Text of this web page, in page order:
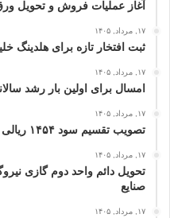
آغاز عملیات فروش و تحویل
۱۷, مرداد, ۱۴۰۵
ثبت افتخار تازه برای هلدینگ
۱۷, مرداد, ۱۴۰۵
امسال برای اولین بار رشد
۱۷, مرداد, ۱۴۰۵
تصویب تقسیم سود ۱۴۵۴ ریالی در مجمع عمومی عادی
۱۷, مرداد, ۱۴۰۵
تحویل دائم واحد دوم گازی
صنایع
۱۷, مرداد, ۱۴۰۵